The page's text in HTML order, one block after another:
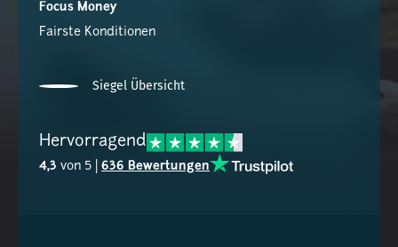
Focus Money
Fairste Konditionen
Siegel Übersicht
Hervorragend
4,3 von 5 | 636 Bewertungen